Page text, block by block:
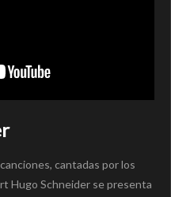
cantadas por los
Hugo Schneider se presenta